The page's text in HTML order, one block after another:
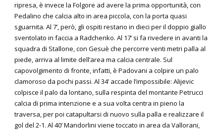
ripresa, è invece la Folgore ad avere la prima opportunità, con
Pedalino che calcia alto in area piccola, con la porta quasi
sguarnita. Al 7’, però, gli ospiti restano in dieci per il doppio giallo
sventolato in faccia a Radchenko. Al 17’ si fa rivedere in avanti la
squadra di Stallone, con Gesuè che percorre venti metri palla al
piede, arriva al limite dell’area ma calcia centrale. Sul
capovolgimento di fronte, infatti, è Padovani a colpire un palo
clamoroso da pochi passi. Al 34’ accade l’impossibile: Alijevic
colpisce il palo da lontano, sulla respinta del montante Petrucci
calcia di prima intenzione e a sua volta centra in pieno la
traversa, per poi catapultarsi di nuovo sulla palla e realizzare il
gol del 2-1. Al 40’ Mandorlini viene toccato in area da Vallorani,